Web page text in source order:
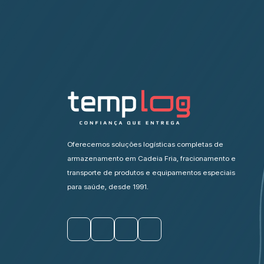
Oferecemos soluções logísticas completas de
armazenamento em Cadeia Fria, fracionamento e
transporte de produtos e equipamentos especiais
para saúde, desde 1991.